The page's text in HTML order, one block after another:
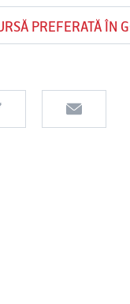
PREFERATĂ ÎN